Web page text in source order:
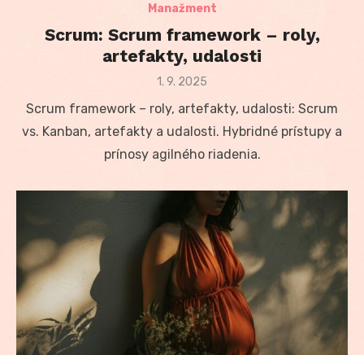
Manažment
Scrum: Scrum framework – roly,
artefakty, udalosti
Posted
1. 9. 2025
Scrum framework – roly, artefakty, udalosti: Scrum
vs. Kanban, artefakty a udalosti. Hybridné prístupy a
prínosy agilného riadenia.